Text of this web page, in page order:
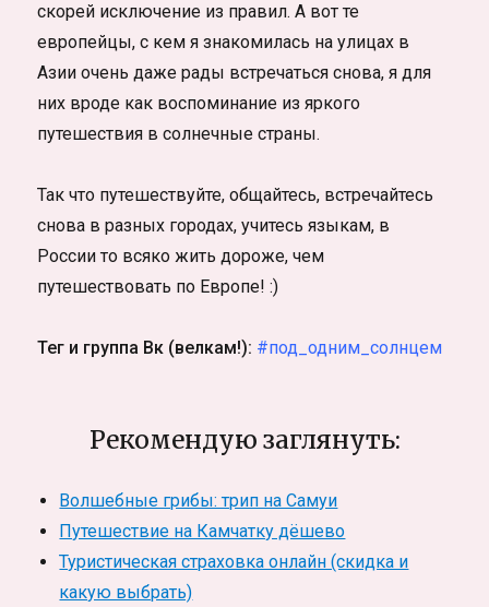
скорей исключение из правил. А вот те
европейцы, с кем я знакомилась на улицах в
Азии очень даже рады встречаться снова, я для
них вроде как воспоминание из яркого
путешествия в солнечные страны.
Так что путешествуйте, общайтесь, встречайтесь
снова в разных городах, учитесь языкам, в
России то всяко жить дороже, чем
путешествовать по Европе! :)
Тег и группа Вк (велкам!): #под_одним_солнцем
Рекомендую заглянуть:
Волшебные грибы: трип на Самуи
Путешествие на Камчатку дёшево
Туристическая страховка онлайн (скидка и
какую выбрать)